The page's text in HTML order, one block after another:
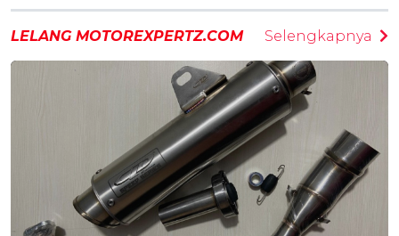
LELANG MOTOREXPERTZ.COM Selengkapnya